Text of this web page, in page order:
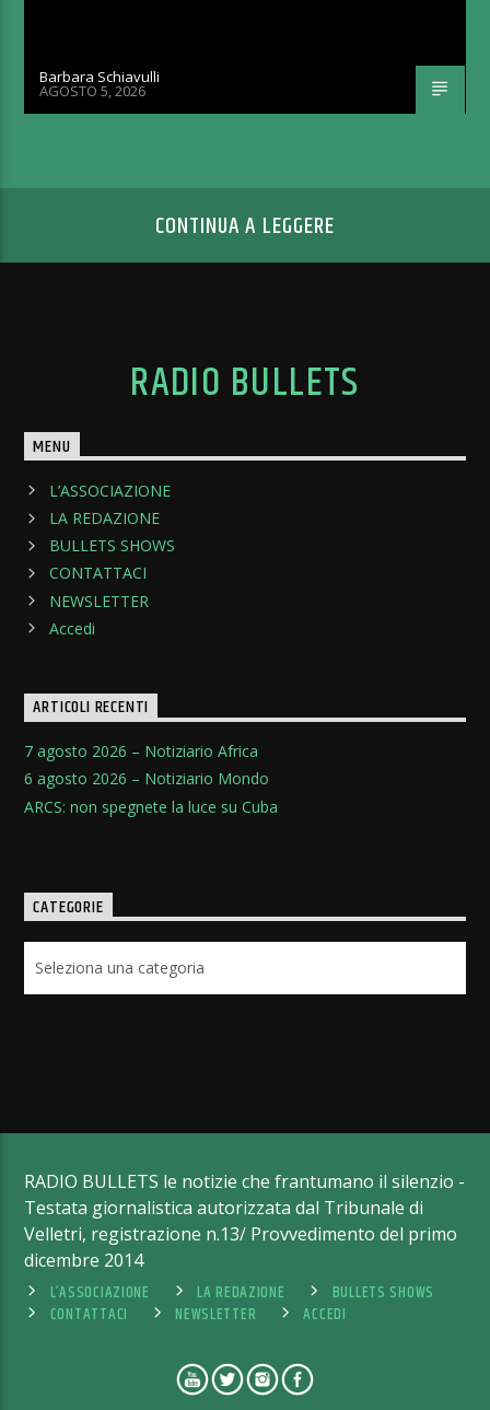
Barbara Schiavulli
AGOSTO 5, 2026
CONTINUA A LEGGERE
RADIO BULLETS
MENU
L’ASSOCIAZIONE
LA REDAZIONE
BULLETS SHOWS
CONTATTACI
NEWSLETTER
Accedi
ARTICOLI RECENTI
7 agosto 2026 – Notiziario Africa
6 agosto 2026 – Notiziario Mondo
ARCS: non spegnete la luce su Cuba
CATEGORIE
RADIO BULLETS le notizie che frantumano il silenzio -
Testata giornalistica autorizzata dal Tribunale di
Velletri, registrazione n.13/ Provvedimento del primo
dicembre 2014
L’ASSOCIAZIONE
LA REDAZIONE
BULLETS SHOWS
CONTATTACI
NEWSLETTER ACCEDI